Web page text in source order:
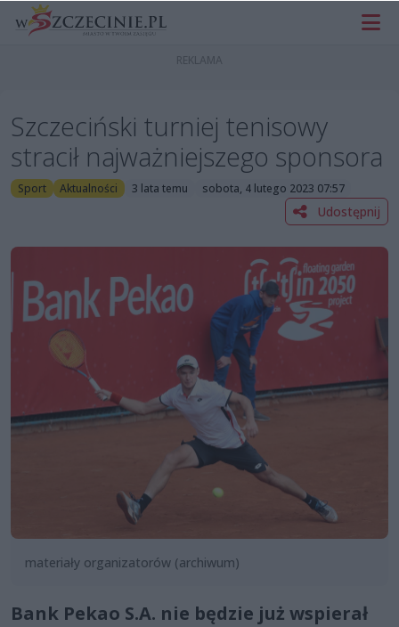
Szczeciński turniej tenisowy
stracił najważniejszego sponsora
Sport Aktualności 3 lata temu sobota, 4 lutego 2023 07:57
Udostępnij
materiały organizatorów (archiwum)
Bank Pekao S.A. nie będzie już wspierał